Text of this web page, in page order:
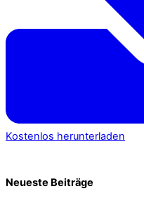
Kostenlos herunterladen
Neueste Beiträge